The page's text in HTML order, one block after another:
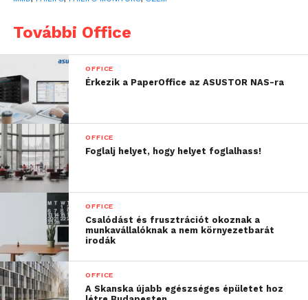
Az új 240B7QPJEB és 240B7QPTEB típusú LCD-
kijelzők LowBlue üzemmódja tesz ez ellen. A
közérzet javítása érdekében kifejlesztett LowBlue
technológia intelligens szoftvertechnológiát
használ a rövidhullámú kék fény csökkentésére. A
LowBlue üzemmódot a Philips Flicker-free
villódzásmentes technológiája egészíti ki, amely
szabályozza a fényerőt, valamint csökkenti a
További Office
OFFICE
Érkezik a PaperOffice az ASUSTOR NAS-ra
OFFICE
Foglalj helyet, hogy helyet foglalhass!
OFFICE
Csalódást és frusztrációt okoznak a
munkavállalóknak a nem környezetbarát
irodák
OFFICE
A Skanska újabb egészséges épületet hoz